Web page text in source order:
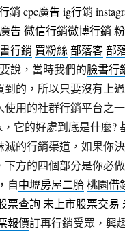
銷 cpc廣告 ig行銷
告 微信行銷微博行銷
行銷 買粉絲 部落客部
說，當時我們的臉書行
到的，所以只要沒有上
用的社群行銷平台之
，它的好處到底是什麼?
滅的行銷渠道，如果你
下方的四個部分是你必
自中壢房屋二胎桃園借
票查詢 未上市股票交易
報價訂再行銷受眾，興